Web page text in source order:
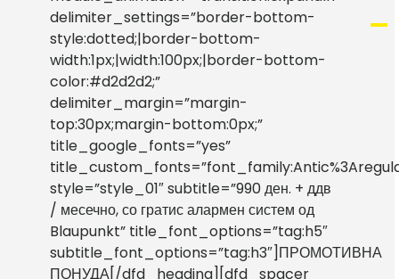
delimiter_settings=”border-bottom-
style:dotted;|border-bottom-
width:1px;|width:100px;|border-bottom-
color:#d2d2d2;”
delimiter_margin=”margin-
top:30px;margin-bottom:0px;”
title_google_fonts=”yes”
style=”style_01″ subtitle=”990 ден. + ддв
/ месечно, со гратис алармен систем од
Blaupunkt” title_font_options=”tag:h5″
subtitle_font_options=”tag:h3″]ПРОМОТИВНА
ПОНУДА[/dfd_heading][dfd_spacer